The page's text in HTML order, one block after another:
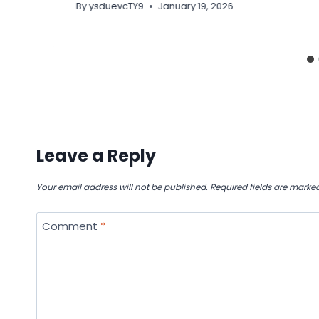
ByysduevcTY9 January 19, 2026
Leave a Reply
Your email address will not be published. Required fields are
Comment *